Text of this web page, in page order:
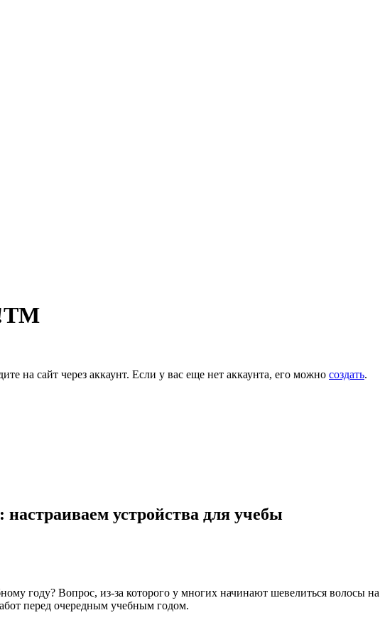
TM
на сайт через аккаунт. Если у вас еще нет аккаунта, его можно создать.
устройства для учебы
году? Вопрос, из-за которого у многих начинают шевелиться волосы
перед очередным учебным годом.